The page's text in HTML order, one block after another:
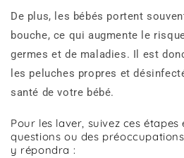
De plus, les bébés portent
bouche, ce qui augmente le
germes et de maladies. Il est
les peluches propres et
santé de votre bébé.
Pour les laver, suivez ces étapes
questions ou des
y répondra :